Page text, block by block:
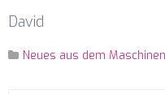
David
Neues aus dem